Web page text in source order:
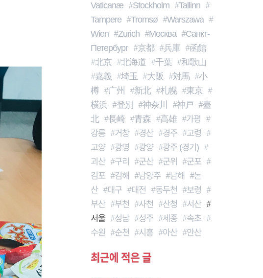
Vaticanæ
Stockholm
Tallinn
Tampere
Tromsø
Warszawa
Wien
Zurich Москва
Санкт-
Петербург
京都 兵庫
函館
北京
北海道 千葉
和歌山
嘉義
埼玉 大阪 対馬
小
樽
广州 新北 札幌
東京
横浜
登別 神奈川 神戸
臺
北
長崎 青森 高雄
가평
강릉
거창 경산 경주
고령
고양
광명 광양
광주 (경기)
괴산
구리 군산 군위
군포
김포
김해 남양주 남해
논
산
대구 대전 동두천
보령
부산
부천 사천 산청
서산
서울
성남 성주 세종
속초
수원
순천 시흥 아산 안산
최근에 적은 글